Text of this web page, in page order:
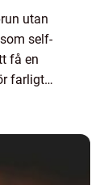
utan
self-
få en
farligt